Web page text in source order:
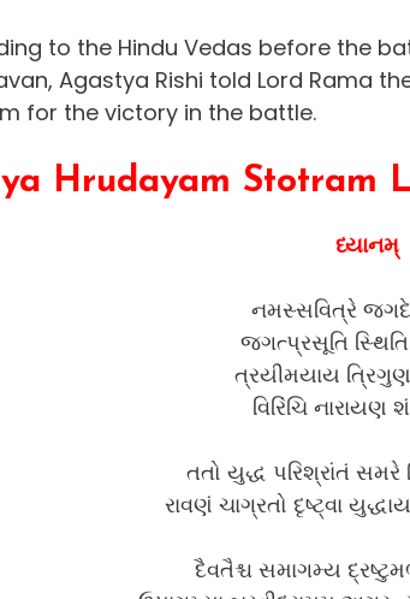
to the Hindu Vedas before the
Agastya Rishi told Lord Rama
for the victory in the battle.
Hrudayam Stotram
ધ્યાનમ્
નમસ્સવિત્રે
જગત્પ્રસૂતિ
ત્રયીમયાય
વિરિંચિ નારાયણ
તતો યુદ્ધ પરિશ્રાંતં સમરે
રાવણં ચાગ્રતો દૃષ્ટ્વા
દૈવતૈશ્ચ સમાગમ્ય